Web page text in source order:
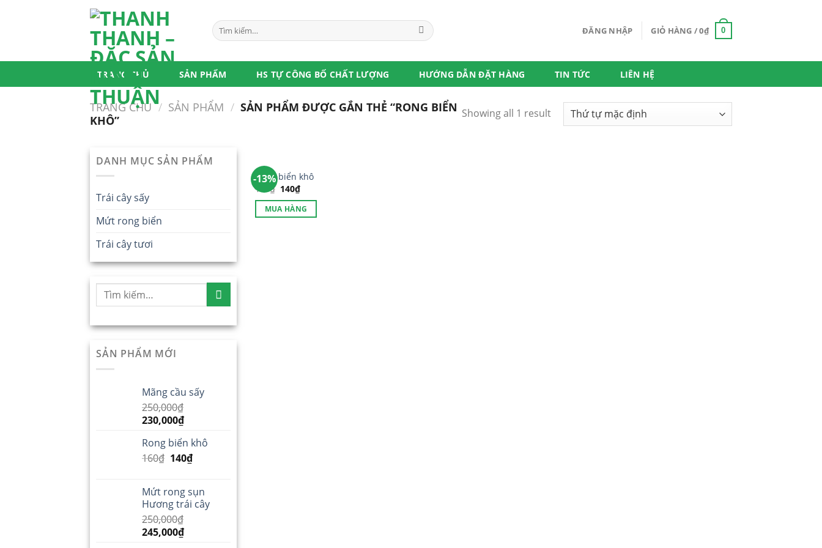
Tìm
kiếm:
ĐĂNG NHẬP GIỎ HÀNG /0₫ 0
TRANG CHỦ SẢN PHẨM HS TỰ CÔNG BỐ CHẤT LƯỢNG HƯỚNG DẪN ĐẶT HÀNG TIN TỨC LIÊN HỆ
TRANG CHỦ / SẢN PHẨM / SẢN PHẨM ĐƯỢC GẮN THẺ “RONG BIỂN
KHÔ”
Showing all 1 result
DANH MỤC SẢN PHẨM
Trái cây sấy
Mứt rong biển
Trái cây tươi
SẢN PHẨM MỚI
Mãng cầu sấy
250,000₫
230,000₫
Rong biển khô
160₫ 140₫
Mứt rong sụn
Hương trái cây
250,000₫
245,000₫
-13%
Rong biển khô
160₫ 140₫
MUA HÀNG